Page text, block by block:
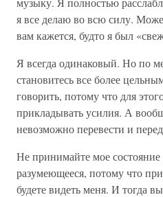
я все делаю во всю силу.
вам кажется, будто я был
Я всегда одинаковый. Но по
становитесь все более
говорить, потому что для
прикладывать усилия. А
невозможно перевести и
Не принимайте мое состояние
разумеющееся, потому что
будете видеть меня. И тогда